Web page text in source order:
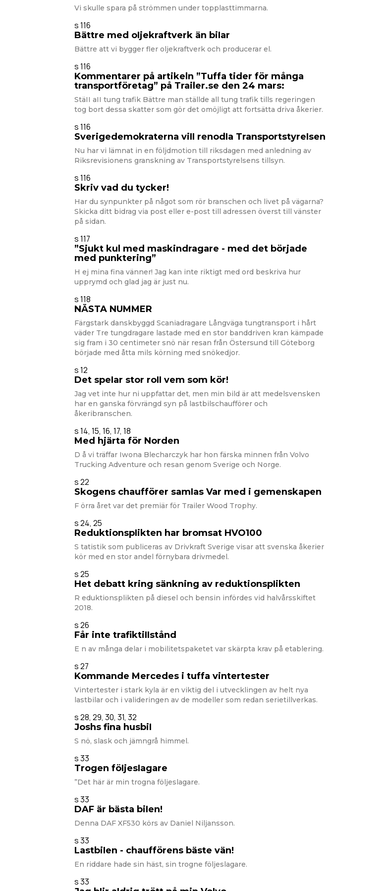
Vi skulle spara på strömmen under topplasttimmarna.
s 116
Bättre med oIjekraftverk än biIar
Bättre att vi bygger fler oljekraftverk och producerar el.
s 116
Kommentarer på artikeln ”Tuffa tider för många
transportföretag” på Trailer.se den 24 mars:
StäII aII tung trafik Bättre man ställde all tung trafik tills regeringen
tog bort dessa skatter som gör det omöjligt att fortsätta driva åkerier.
s 116
Sverigedemokraterna viII renodIa TransportstyreIsen
Nu har vi lämnat in en följdmotion till riksdagen med anledning av
Riksrevisionens granskning av Transportstyrelsens tillsyn.
s 116
Skriv vad du tycker!
Har du synpunkter på något som rör branschen och livet på vägarna?
Skicka ditt bidrag via post eller e-post till adressen överst till vänster
på sidan.
s 117
”Sjukt kul med maskindragare - med det började
med punktering”
H ej mina fina vänner! Jag kan inte riktigt med ord beskriva hur
upprymd och glad jag är just nu.
s 118
NÄSTA NUMMER
Färgstark danskbyggd Scaniadragare Långväga tungtransport i hårt
väder Tre tungdragare lastade med en stor banddriven kran kämpade
sig fram i 30 centimeter snö när resan från Östersund till Göteborg
började med åtta mils körning med snökedjor.
s 12
Det speIar stor roII vem som kör!
Jag vet inte hur ni uppfattar det, men min bild är att medelsvensken
har en ganska förvrängd syn på lastbilschaufförer och
åkeribranschen.
s 14, 15, 16, 17, 18
Med hjärta för Norden
D å vi träffar Iwona Blecharczyk har hon färska minnen från Volvo
Trucking Adventure och resan genom Sverige och Norge.
s 22
Skogens chaufförer samIas Var med i gemenskapen
F örra året var det premiär för Trailer Wood Trophy.
s 24, 25
ReduktionspIikten har bromsat HVO100
S tatistik som publiceras av Drivkraft Sverige visar att svenska åkerier
kör med en stor andel förnybara drivmedel.
s 25
Het debatt kring sänkning av reduktionspIikten
R eduktionsplikten på diesel och bensin infördes vid halvårsskiftet
2018.
s 26
Får inte trafiktiIIstånd
E n av många delar i mobilitetspaketet var skärpta krav på etablering.
s 27
Kommande Mercedes i tuffa vintertester
Vintertester i stark kyla är en viktig del i utvecklingen av helt nya
lastbilar och i valideringen av de modeller som redan serietillverkas.
s 28, 29, 30, 31, 32
Joshs fina husbiI
S nö, slask och jämngrå himmel.
s 33
Trogen föIjesIagare
”Det här är min trogna följeslagare.
s 33
DAF är bästa biIen!
Denna DAF XF530 körs av Daniel Niljansson.
s 33
LastbiIen - chaufförens bäste vän!
En riddare hade sin häst, sin trogne följeslagare.
s 33